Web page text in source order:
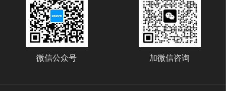
微信公众号 加微信咨询